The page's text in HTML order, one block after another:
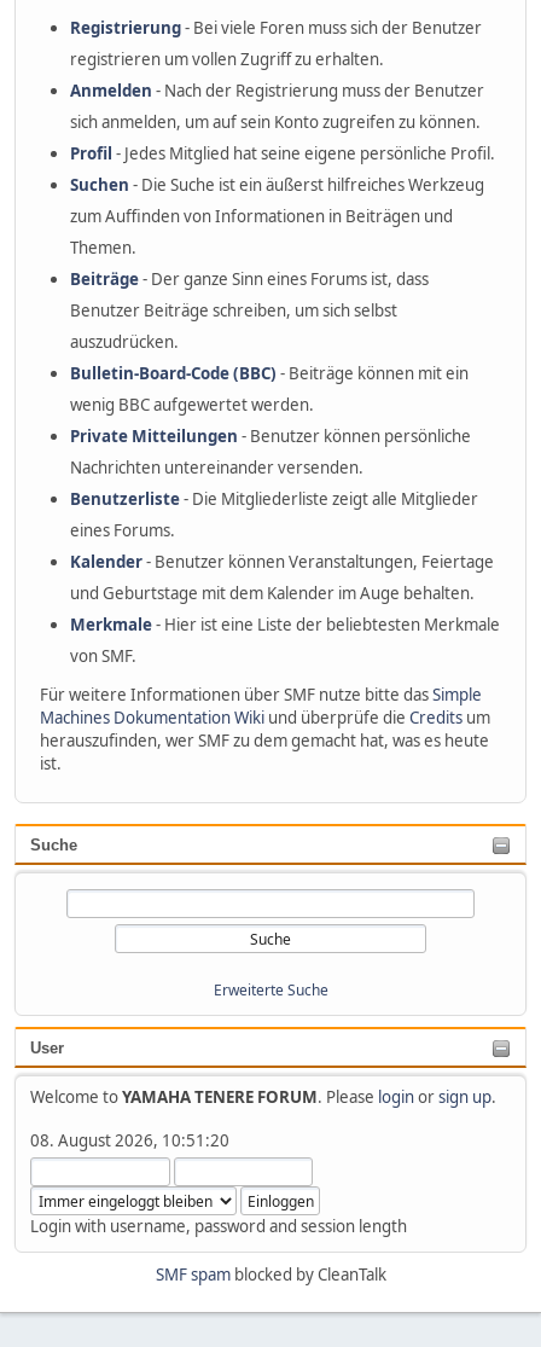
Suche
Erweiterte Suche
User
Welcome toYAMAHA TENERE FORUM. Please loginorsign up.
08. August 2026, 10:51:20
Login with username, password and session length
Registrierung- Bei viele Foren muss sich der Benutzer
registrieren um vollen Zugriff zu erhalten.
Anmelden - Nach der Registrierung muss der Benutzer
sich anmelden, um auf sein Konto zugreifen zu können.
Profil - Jedes Mitglied hat seine eigene persönliche Profil.
Suchen - Die Suche ist ein äußerst hilfreiches Werkzeug
zum Auffinden von Informationen in Beiträgen und
Themen.
Beiträge- Der ganze Sinn eines Forums ist, dass
Benutzer Beiträge schreiben, um sich selbst
auszudrücken.
Bulletin-Board-Code (BBC) - Beiträge können mit ein
wenig BBC aufgewertet werden.
Private Mitteilungen - Benutzer können persönliche
Nachrichten untereinander versenden.
Benutzerliste- Die Mitgliederliste zeigt alle Mitglieder
eines Forums.
Kalender- Benutzer können Veranstaltungen, Feiertage
und Geburtstage mit dem Kalender im Auge behalten.
Merkmale- Hier ist eine Liste der beliebtesten Merkmale
von SMF.
Für weitere Informationen über SMF nutze bitte dasSimple
Machines Dokumentation Wiki und überprüfe die Credits um
herauszufinden, wer SMF zu dem gemacht hat, was es heute
ist.
SMF spamblocked by CleanTalk